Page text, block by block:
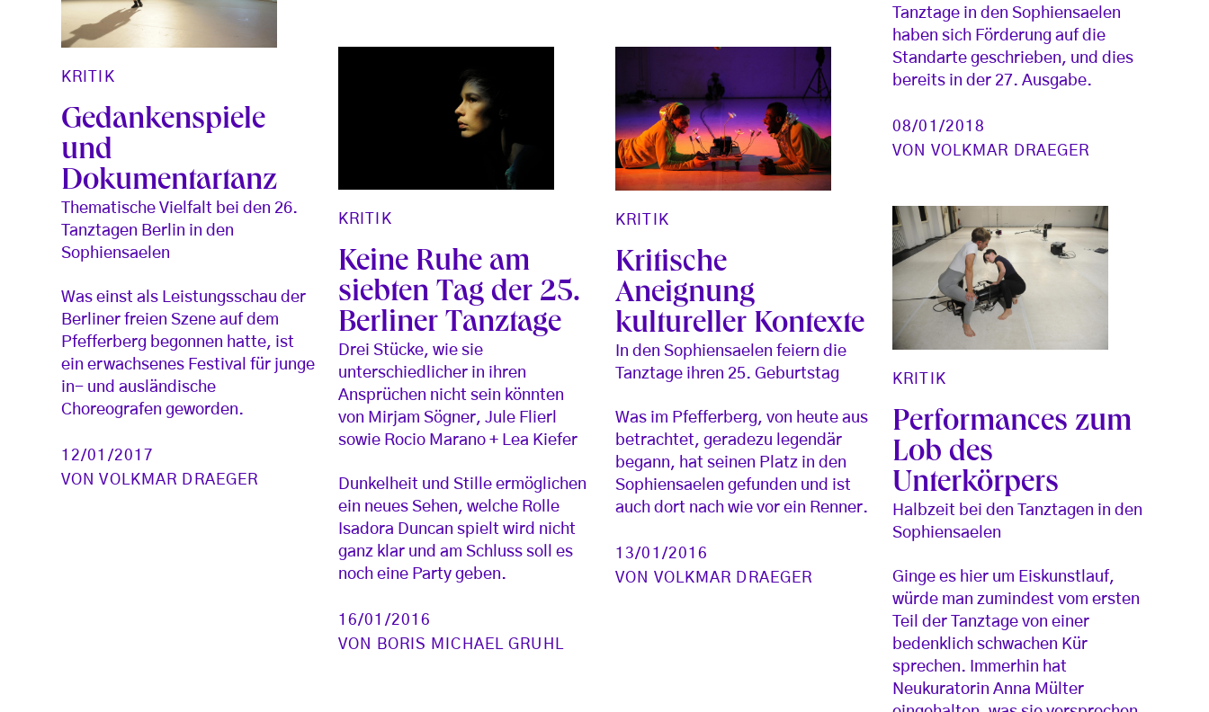
Tanztage in den Sophiensaelen
haben sich Förderung auf die
Standarte geschrieben, und dies
bereits in der 27. Ausgabe.
08/01/2018
VON VOLKMAR DRAEGER
KRITIK
Gedankenspiele
und
Dokumentartanz
Thematische Vielfalt bei den 26.
Tanztagen Berlin in den
Sophiensaelen
Was einst als Leistungsschau der
Berliner freien Szene auf dem
Pfefferberg begonnen hatte, ist
ein erwachsenes Festival für junge
in- und ausländische
Choreografen geworden.
12/01/2017
VONVOLKMAR DRAEGER
KRITIK
Keine Ruhe am
siebten Tag der 25.
Berliner Tanztage
Drei Stücke, wie sie
unterschiedlicher in ihren
Ansprüchen nicht sein könnten
von Mirjam Sögner, Jule Flierl
sowie Rocio Marano + Lea Kiefer
Dunkelheit und Stille ermöglichen
ein neues Sehen, welche Rolle
Isadora Duncan spielt wird nicht
ganz klar und am Schluss soll es
noch eine Party geben.
16/01/2016
VON
BORIS MICHAEL GRUHL
KRITIK
Kritische
Aneignung
kultureller Kontexte
In den Sophiensaelen feiern die
Tanztage ihren 25. Geburtstag
Was im Pfefferberg, von heute aus
betrachtet, geradezu legendär
begann, hat seinen Platz in den
Sophiensaelen gefunden und ist
auch dort nach wie vor ein Renner.
13/01/2016
VON VOLKMAR DRAEGER
KRITIK
Performances zum
Lob des
Unterkörpers
Halbzeit bei den Tanztagen in den
Sophiensaelen
Ginge es hier um Eiskunstlauf,
würde man zumindest vom ersten
Teil der Tanztage von einer
bedenklich schwachen Kür
sprechen. Immerhin hat
Neukuratorin Anna Mülter